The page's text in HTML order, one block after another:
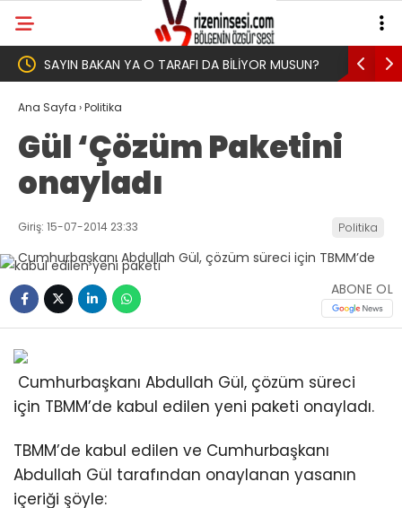
Yeni Parti İktidar Yolculuğuna Erdoğan’ın
Memleketi Rize’den Başladı
Genel
Ana Sayfa ›Politika
Gül ‘Çözüm Paketini
onayladı
Giriş: 15-07-2014 23:33 Politika
ABONE OL
Cumhurbaşkanı Abdullah Gül, çözüm süreci
için TBMM’de kabul edilen yeni paketi onayladı.
TBMM’de kabul edilen ve Cumhurbaşkanı
Abdullah Gül tarafından onaylanan yasanın
içeriği şöyle: